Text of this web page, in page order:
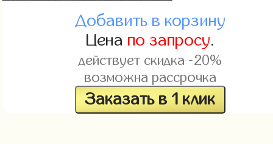
Добавить в корзину
Цена по запросу.
действует скидка -20%
возможна рассрочка
Заказать в 1 клик